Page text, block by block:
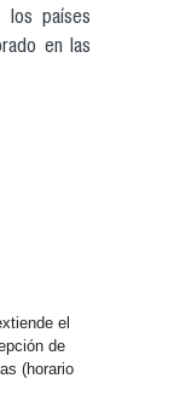
los países
en las
el
de
(horario